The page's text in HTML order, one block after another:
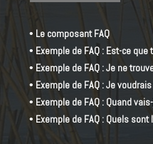
• Le composant FAQ
• Exemple de FAQ : Est-ce
• Exemple de FAQ : Je ne
• Exemple de FAQ : Je
• Exemple de FAQ : Quand
• Exemple de FAQ : Quels